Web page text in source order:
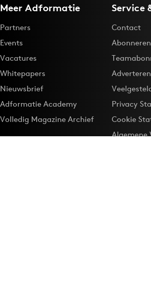
Meer Adformatie
Partners
Events
Vacatures
Whitepapers
Nieuwsbrief
Adformatie Academy
Volledig Magazine Archief
Service
Contact
Abonneren
Adverteren
Privacy
Cookie
Algemene